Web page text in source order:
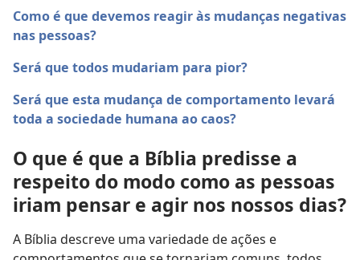
Como é que devemos reagir às mudanças negativas
nas pessoas?
Será que todos mudariam para pior?
Será que esta mudança de comportamento levará
toda a sociedade humana ao caos?
O que é que a Bíblia predisse a
respeito do modo como as pessoas
iriam pensar e agir nos nossos dias?
A Bíblia descreve uma variedade de ações e